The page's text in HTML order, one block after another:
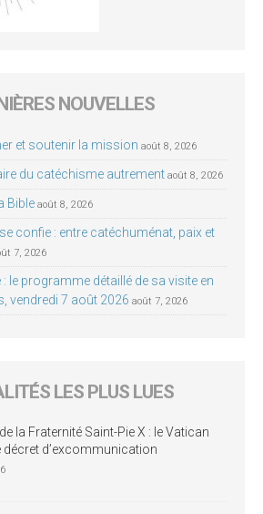
NOUVELLES
et soutenir la mission août 8, 2026
du catéchisme autrement août 8, 2026
Bible août 8, 2026
se confie : entre catéchuménat, paix et
7, 2026
: le programme détaillé de sa visite en
vendredi 7 août 2026 août 7, 2026
LES PLUS LUES
la Fraternité Saint-Pie X : le Vatican
décret d’excommunication